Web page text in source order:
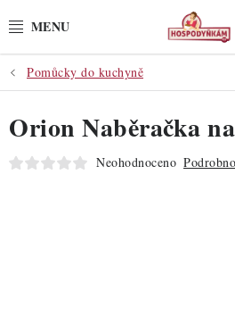
na
POTŘEBY
POMŮCKY
SUROVINY
Pomůcky do kuchyně
Orion Naběračka
Neohodnoceno